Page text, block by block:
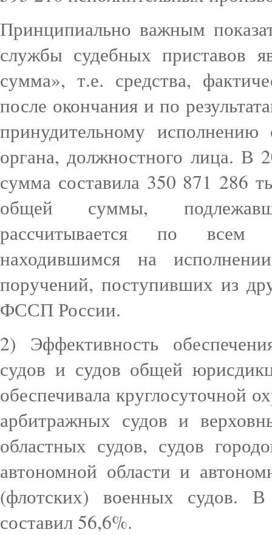
Принципиально важным
службы судебных приставов
сумма», т.е. средства,
после окончания и по
принудительному
органа, должностного лица. В
сумма составила 350 871 286
общей суммы,
рассчитывается по всем
находившимся на
поручений, поступивших из
ФССП России.
2) Эффективность
судов и судов общей
обеспечивала круглосуточной
арбитражных судов и
областных судов, судов
автономной области и
(флотских) военных судов.
составил 56,6%.